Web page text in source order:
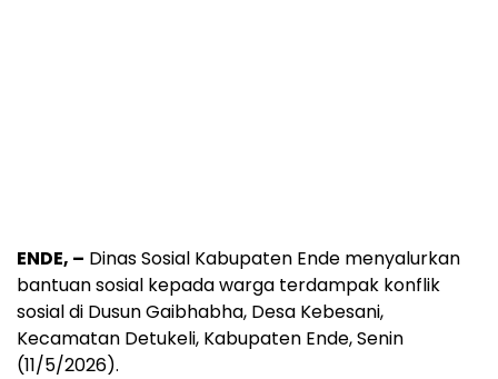
ENDE, – Dinas Sosial Kabupaten Ende menyalurkan
bantuan sosial kepada warga terdampak konflik
sosial di Dusun Gaibhabha, Desa Kebesani,
Kecamatan Detukeli, Kabupaten Ende, Senin
(11/5/2026).